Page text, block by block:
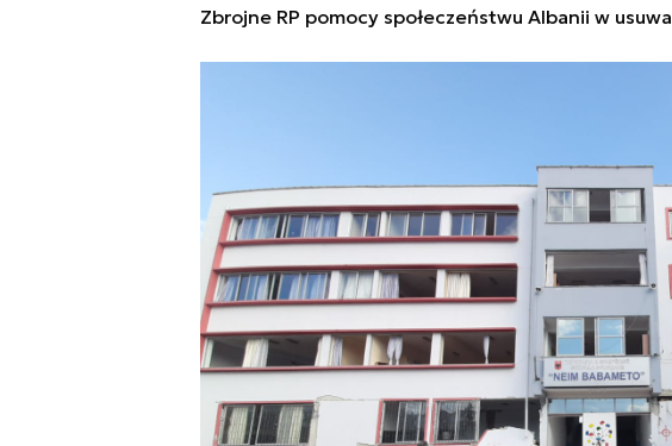
Zbrojne RP pomocy społeczeństwu Albanii w